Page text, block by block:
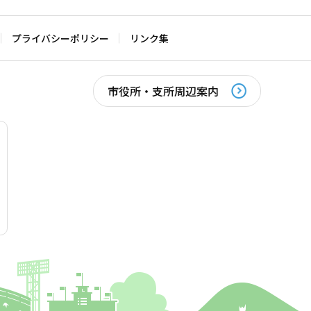
プライバシーポリシー リンク集
市役所・支所周辺案内